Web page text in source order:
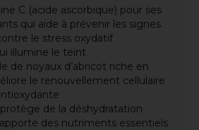
C (acide ascorbique) pour ses
qui aide à prévenir les signes
le stress oxydatif
illumine le teint
de noyaux d’abricot riche en
le renouvellement cellulaire
protège de la déshydratation
apporte des nutriments essentiels